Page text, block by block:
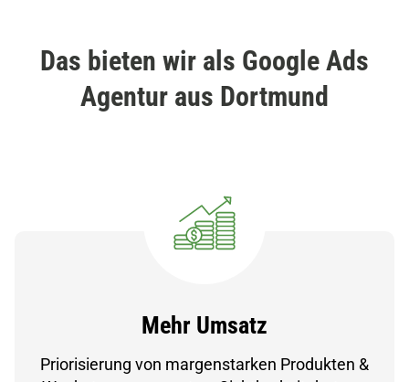
Das bieten wir als Google Ads
Agentur aus Dortmund
Mehr Umsatz
Priorisierung von margenstarken Produkten &